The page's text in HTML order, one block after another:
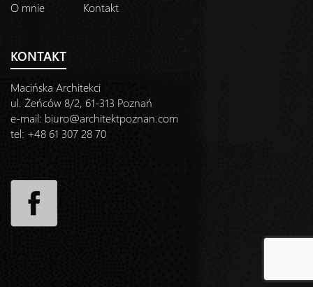
O mnie
Kontakt
KONTAKT
Macińska Architekci
ul. Żeńców 8/2, 61-313 Poznań
e-mail: biuro@architektpoznan.com
tel: +48 61 307 28 70